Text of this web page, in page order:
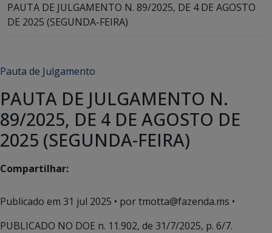
PAUTA DE JULGAMENTO N. 89/2025, DE 4 DE AGOSTO
DE 2025 (SEGUNDA-FEIRA)
Pauta de Julgamento
PAUTA DE JULGAMENTO N.
89/2025, DE 4 DE AGOSTO DE
2025 (SEGUNDA-FEIRA)
Compartilhar:
Publicado em 31 jul 2025 • por tmotta@fazenda.ms •
PUBLICADO NO DOE n. 11.902, de 31/7/2025, p. 6/7.